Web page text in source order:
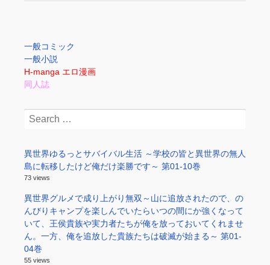
一般コミック
一般小説
H-manga エロ漫画
同人誌
Search
異世界ゆるっとサバイバル生活 ～学校の皆と異世界の無人
島に転移したけど俺だけ楽勝です～ 第01-10巻
73 views
異世界グルメで成り上がり無双～山に追放されたので、の
んびりキャンプを楽しんでいたらいつの間にか強くなって
いて、王侯貴族や実力者たちが俺を放っておいてくれませ
ん。一方、俺を追放した貴族たちは破滅が始まる～ 第01-
04巻
55 views